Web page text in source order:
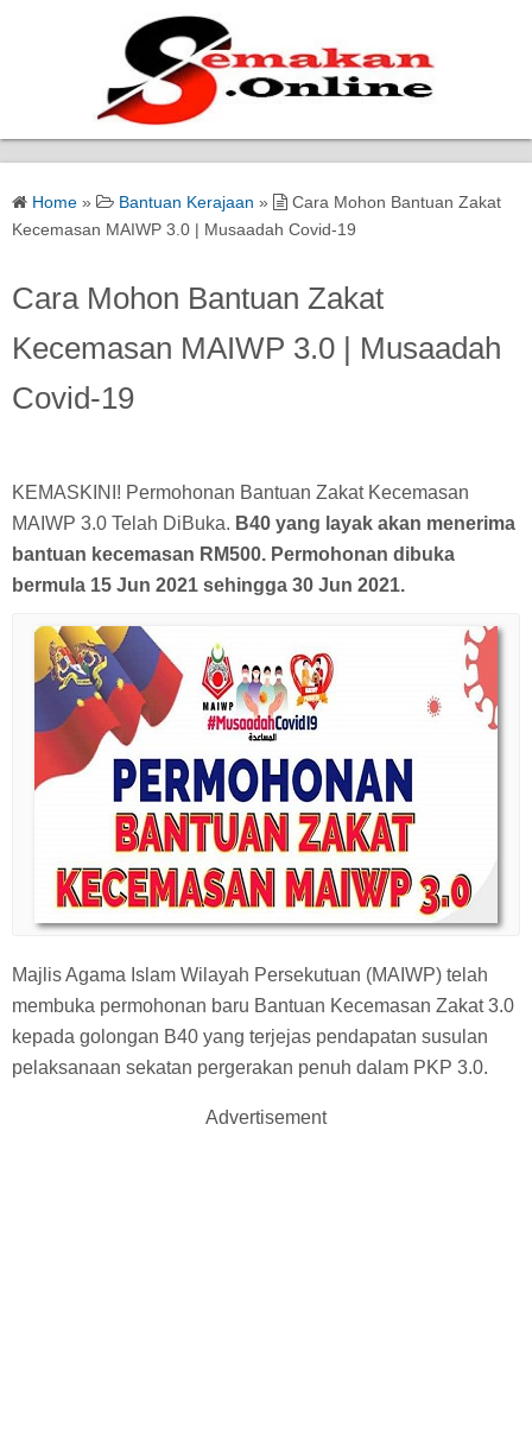
Home
Bantuan Kerajaan
Biasiswa
Pendidikan
Kerja Kosong Terkini
Home » Bantuan Kerajaan »
Cara Mohon Bantuan Zakat
Kecemasan MAIWP 3.0 | Musaadah Covid-19
Cara Mohon Bantuan Zakat
Kecemasan MAIWP 3.0 | Musaadah
Covid-19
KEMASKINI! Permohonan Bantuan Zakat Kecemasan
MAIWP 3.0 Telah DiBuka. B40 yang layak akan menerima
bantuan kecemasan RM500. Permohonan dibuka
bermula 15 Jun 2021 sehingga 30 Jun 2021.
Majlis Agama Islam Wilayah Persekutuan (MAIWP) telah
membuka permohonan baru Bantuan Kecemasan Zakat 3.0
kepada golongan B40 yang terjejas pendapatan susulan
pelaksanaan sekatan pergerakan penuh dalam PKP 3.0.
Advertisement